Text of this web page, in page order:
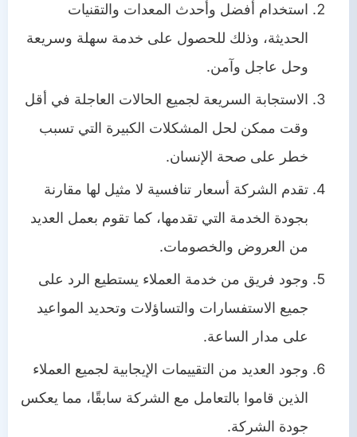
استخدام أفضل وأحدث المعدات والتقنيات
الحديثة، وذلك للحصول على خدمة سهلة وسريعة
وحل عاجل وآمن.
الاستجابة السريعة لجميع الحالات العاجلة في أقل
وقت ممكن لحل المشكلات الكبيرة التي تسبب
خطر على صحة الإنسان.
تقدم الشركة أسعار تنافسية لا مثيل لها مقارنة
بجودة الخدمة التي تقدمها، كما تقوم بعمل العديد
من العروض والخصومات.
وجود فريق من خدمة العملاء يستطيع الرد على
جميع الاستفسارات والتساؤلات وتحديد المواعيد
على مدار الساعة.
وجود العديد من التقييمات الإيجابية لجميع العملاء
الذين قاموا بالتعامل مع الشركة سابقًا، مما يعكس
جودة الشركة.